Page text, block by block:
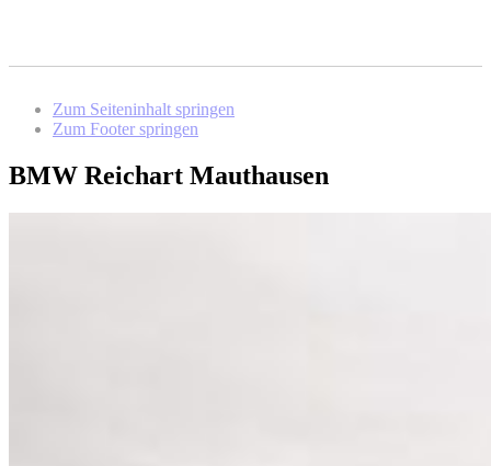
Zum Seiteninhalt springen
Zum Footer springen
BMW Reichart Mauthausen